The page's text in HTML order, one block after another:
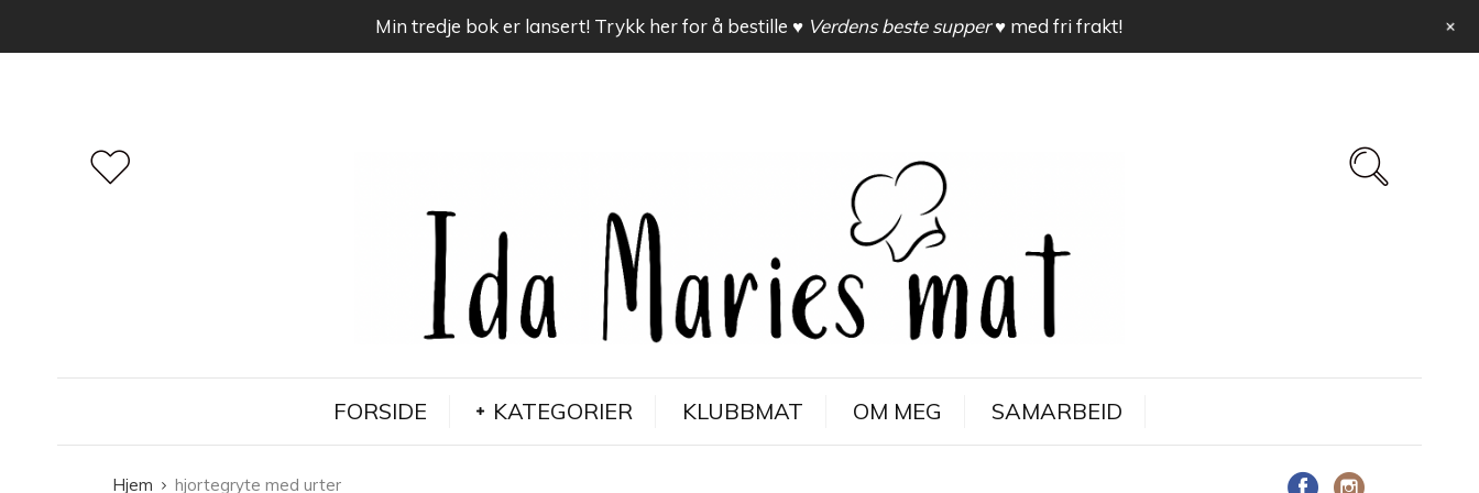
FORSIDE KATEGORIER KLUBBMAT OM MEG SAMARBEID
Hjem hjortegryte med urter
Min tredje bok er lansert! Trykk her for å bestille ♥ Verdens beste supper ♥ med fri frakt! +